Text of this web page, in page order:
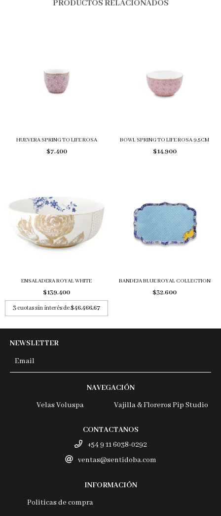
PRODUCTOS RELACIONADOS
HUEVERA SPRING TO LIFE ROSA
$7.400
BOWL SPRING TO LIFE ROSA 9.5CM
$14.900
ENSALADERA ROYAL WHITE
$139.400
3 cuotas sin interés de$46.466,67
BANDEJA BLUE ROYAL COLLECTION
$32.600
NEWSLETTER
NAVEGACIÓN
Velas Voluspa
Vajilla & Floreros Pip Studio
CONTACTANOS
+54 9 11 6038-0292
ventas@sentidoba.com
INFORMACIÓN
Politicas de compra